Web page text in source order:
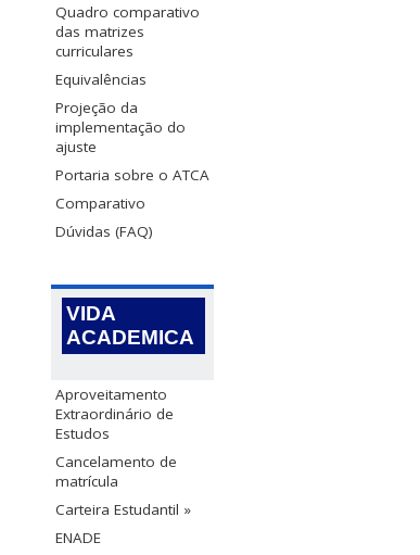
Quadro comparativo
das matrizes
curriculares
Equivalências
Projeção da
implementação do
ajuste
Portaria sobre o ATCA
Comparativo
Dúvidas (FAQ)
VIDA
ACADEMICA
Aproveitamento
Extraordinário de
Estudos
Cancelamento de
matrícula
Carteira Estudantil »
ENADE